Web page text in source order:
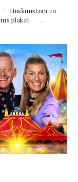
' Huskunstneren
plakat …